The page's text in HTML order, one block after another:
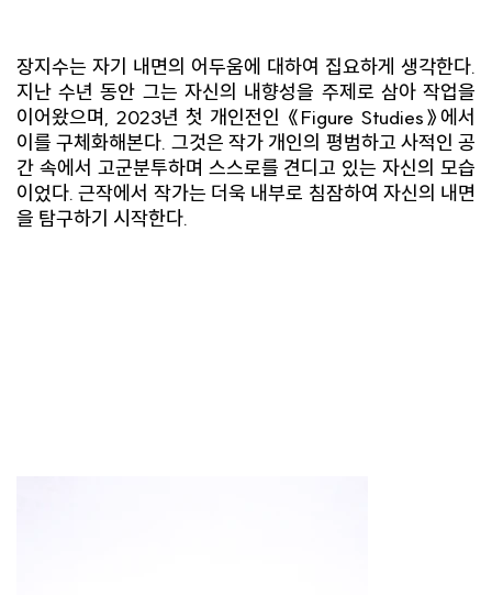
장지수는 자기 내면의 어두움에 대하여 집요하게 생각한다.
지난 수년 동안 그는 자신의 내향성을 주제로 삼아 작업을
이어왔으며, 2023년 첫 개인전인 《Figure Studies》에서
이를 구체화해본다. 그것은 작가 개인의 평범하고 사적인 공
간 속에서 고군분투하며 스스로를 견디고 있는 자신의 모습
이었다. 근작에서 작가는 더욱 내부로 침잠하여 자신의 내면
을 탐구하기 시작한다.